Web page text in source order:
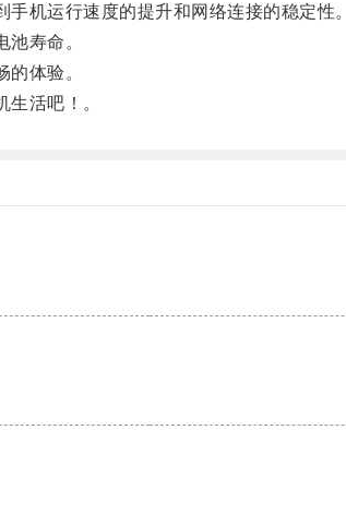
机运行速度的提升和网络连接的稳定性。
寿命。
体验。
活吧！。